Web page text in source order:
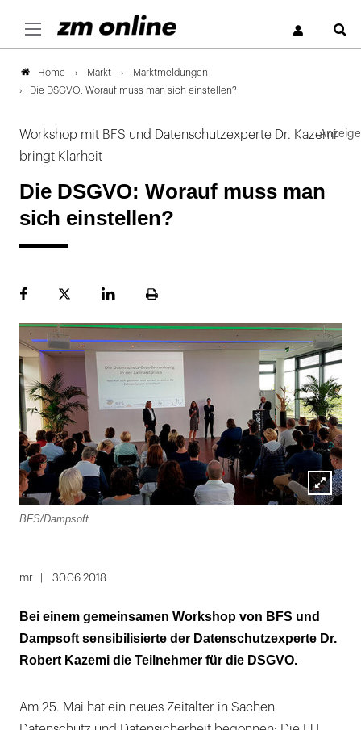
Home Markt
Marktmeldungen
Die DSGVO: Worauf muss man sich einstellen?
Workshop mit BFS und Datenschutzexperte Dr. Kazemi
bringt Klarheit
Die DSGVO: Worauf muss man
sich einstellen?
FacebookPlattformLinekdInSeite
Lightbox
BFS/Dampsoft
mr 30.06.2018
Bei einem gemeinsamen Workshop von BFS und
Dampsoft sensibilisierte der Datenschutzexperte Dr.
Robert Kazemi die Teilnehmer für die DSGVO.
Am 25. Mai hat ein neues Zeitalter in Sachen